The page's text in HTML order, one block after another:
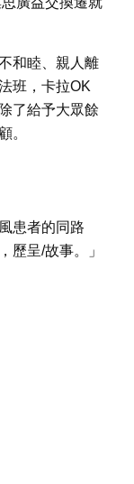
和睦、親人離
班，卡拉OK
了給予大眾餘
。
患者的同路
歷呈/故事。」